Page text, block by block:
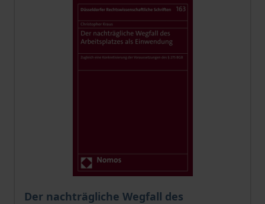
Der nachträgliche Wegfall des
Der Preis dieses Titels richtet sich nach der